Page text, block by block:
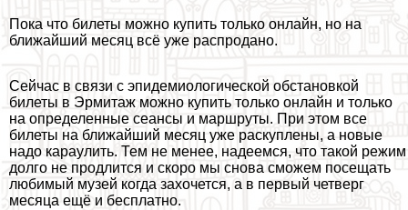
Пока что билеты можно купить только онлайн, но на
ближайший месяц всё уже распродано.
Сейчас в связи с эпидемиологической обстановкой
билеты в Эрмитаж можно купить только онлайн и только
на определенные сеансы и маршруты. При этом все
билеты на ближайший месяц уже раскуплены, а новые
надо караулить. Тем не менее, надеемся, что такой режим
долго не продлится и скоро мы снова сможем посещать
любимый музей когда захочется, а в первый четверг
месяца ещё и бесплатно.